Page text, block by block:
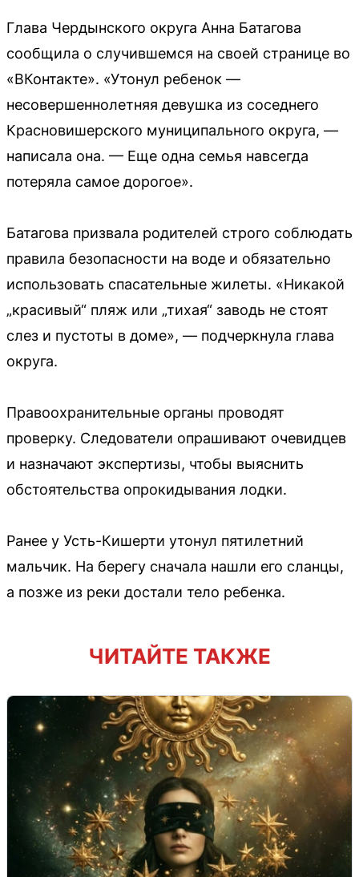
Глава Чердынского округа Анна Батагова
сообщила о случившемся на своей странице во
«ВКонтакте». «Утонул ребенок —
несовершеннолетняя девушка из соседнего
Красновишерского муниципального округа, —
написала она. — Еще одна семья навсегда
потеряла самое дорогое».
Батагова призвала родителей строго соблюдать
правила безопасности на воде и обязательно
использовать спасательные жилеты. «Никакой
„красивый“ пляж или „тихая“ заводь не стоят
слез и пустоты в доме», — подчеркнула глава
округа.
Правоохранительные органы проводят
проверку. Следователи опрашивают очевидцев
и назначают экспертизы, чтобы выяснить
обстоятельства опрокидывания лодки.
Ранее у Усть-Кишерти утонул пятилетний
мальчик. На берегу сначала нашли его сланцы,
а позже из реки достали тело ребенка.
ЧИТАЙТЕ ТАКЖЕ